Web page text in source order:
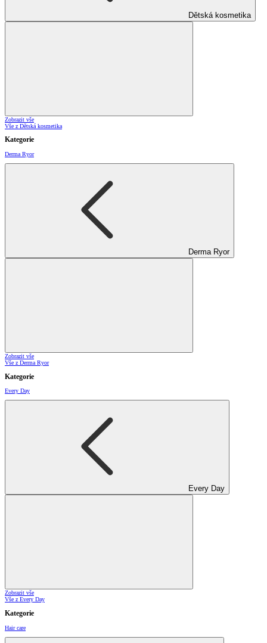
Dětská kosmetika
Zobrazit vše
Vše z Dětská kosmetika
Kategorie
Derma Ryor
Derma Ryor
Zobrazit vše
Vše z Derma Ryor
Kategorie
Every Day
Every Day
Zobrazit vše
Vše z Every Day
Kategorie
Hair care